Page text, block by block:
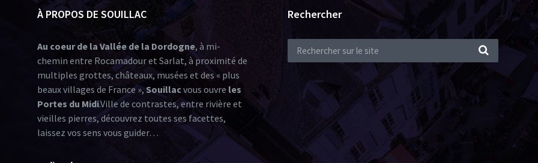
À PROPOS DE SOUILLAC
Au coeur de la Vallée de la Dordogne, à mi-
chemin entre Rocamadour et Sarlat, à proximité de
multiples grottes, châteaux, musées et des « plus
beaux villages de France »,Souillacvous ouvre les
Portes du Midi.Ville de contrastes, entre rivière et
vieilles pierres, découvrez toutes ses facettes,
laissez vos sens vous guider…
Rechercher